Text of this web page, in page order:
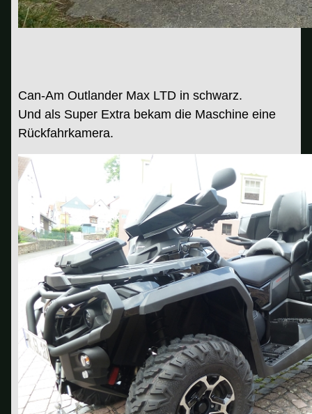
Can-Am Outlander Max LTD in schwarz.
Und als Super Extra bekam die Maschine eine
Rückfahrkamera.